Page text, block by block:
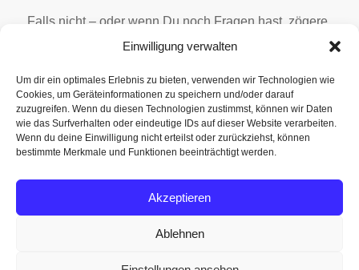
Einwilligung verwalten
Um dir ein optimales Erlebnis zu bieten, verwenden wir Technologien wie
Cookies, um Geräteinformationen zu speichern und/oder darauf
zuzugreifen. Wenn du diesen Technologien zustimmst, können wir Daten
wie das Surfverhalten oder eindeutige IDs auf dieser Website verarbeiten.
Wenn du deine Einwilligung nicht erteilst oder zurückziehst, können
bestimmte Merkmale und Funktionen beeinträchtigt werden.
Akzeptieren
Ablehnen
Falls nicht – oder wenn Du noch Fragen hast, zögere
nicht mich zu kontaktieren.
melden.
Vielen Dank und liebe Grüsse